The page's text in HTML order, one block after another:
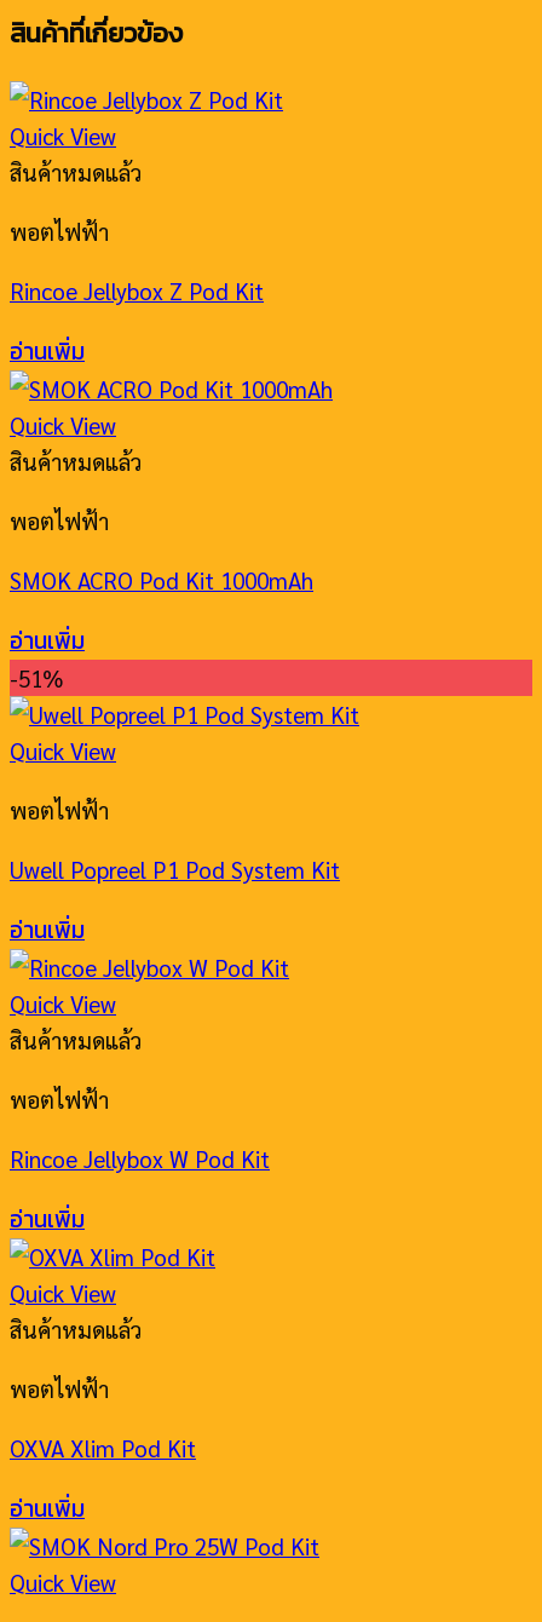
สินค้าที่เกี่ยวข้อง
Quick View
สินค้าหมดแล้ว
พอตไฟฟ้า
Rincoe Jellybox Z Pod Kit
อ่านเพิ่ม
Quick View
สินค้าหมดแล้ว
พอตไฟฟ้า
SMOK ACRO Pod Kit 1000mAh
อ่านเพิ่ม
-51%
Quick View
พอตไฟฟ้า
Uwell Popreel P1 Pod System Kit
อ่านเพิ่ม
Quick View
สินค้าหมดแล้ว
พอตไฟฟ้า
Rincoe Jellybox W Pod Kit
อ่านเพิ่ม
Quick View
สินค้าหมดแล้ว
พอตไฟฟ้า
OXVA Xlim Pod Kit
อ่านเพิ่ม
Quick View